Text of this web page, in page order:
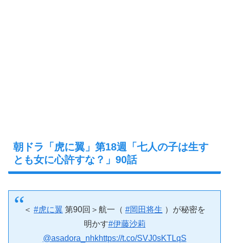
朝ドラ「虎に翼」第18週「七人の子は生す
とも女に心許すな？」90話
＜ #虎に翼 第90回＞航一（ #岡田将生 ）が秘密を
明かす#伊藤沙莉
@asadora_nhkhttps://t.co/SVJ0sKTLqS